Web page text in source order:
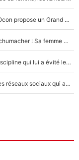
Comme pour le final du Tour de France, Esteban Ocon propose un Grand Prix de Formule 1 à Paris : «Autour de l’Arc de Triomphe, ce serait génial» !
Nouvelle rumeur autour de la santé de Michael Schumacher : Sa femme Corinna sort du silence
F1 - Lewis Hamilton victime de harcèlement, la discipline qui lui a évité le pire : «J'aurais probablement mal tourné»
Lewis Hamilton : Le talent inattendu dévoilé sur les réseaux sociaux qui a impressionné Kim Kardashian pendant leurs vacances en amoureux !